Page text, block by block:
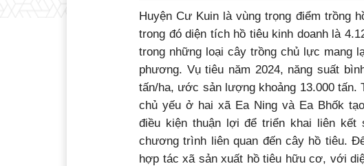
Huyện Cư Kuin là vùng trọng điểm trồng
trong đó diện tích hồ tiêu kinh doanh là
trong những loại cây trồng chủ lực mang
phương. Vụ tiêu năm 2024, năng suất
tấn/ha, ước sản lượng khoảng 13.000 tấn.
chủ yếu ở hai xã Ea Ning và Ea Bhốk
điều kiện thuận lợi để triển khai liên
chương trình liên quan đến cây hồ tiêu.
hợp tác xã sản xuất hồ tiêu hữu cơ, với